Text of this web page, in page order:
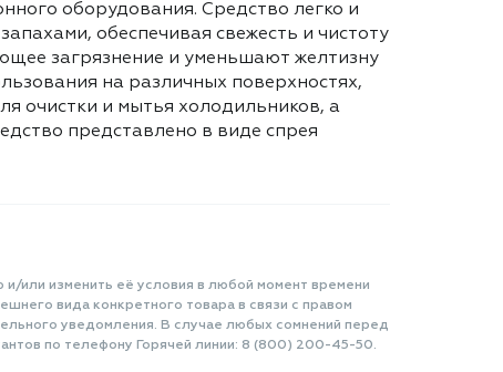
оборудования. Средство легко и
обеспечивая свежесть и чистоту
загрязнение и уменьшают желтизну
на различных поверхностях,
очистки и мытья холодильников, а
представлено в виде спрея
и/или изменить её условия в любой момент времени
вида конкретного товара в связи с правом
уведомления. В случае любых сомнений перед
по телефону Горячей линии: 8 (800) 200-45-50.